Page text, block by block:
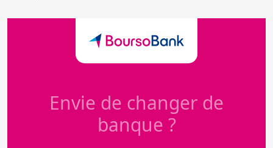
Envie de changer de
banque ?